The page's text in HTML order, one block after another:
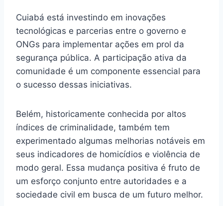
Cuiabá está investindo em inovações
tecnológicas e parcerias entre o governo e
ONGs para implementar ações em prol da
segurança pública. A participação ativa da
comunidade é um componente essencial para
o sucesso dessas iniciativas.
Belém, historicamente conhecida por altos
índices de criminalidade, também tem
experimentado algumas melhorias notáveis em
seus indicadores de homicídios e violência de
modo geral. Essa mudança positiva é fruto de
um esforço conjunto entre autoridades e a
sociedade civil em busca de um futuro melhor.